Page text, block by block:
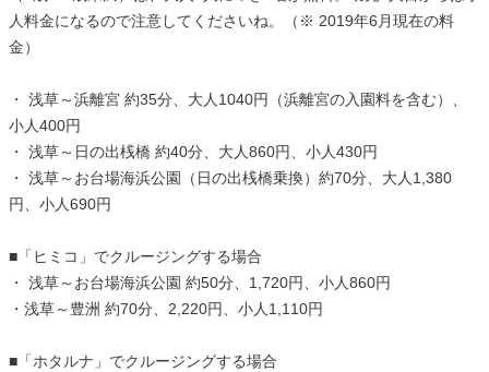
人料金になるので注意してくださいね。（※ 2019年6月現在の料
金）
・ 浅草～浜離宮 約35分、大人1040円（浜離宮の入園料を含む）、
小人400円
・ 浅草～日の出桟橋 約40分、大人860円、小人430円
・ 浅草～お台場海浜公園（日の出桟橋乗換）約70分、大人1,380
円、小人690円
■「ヒミコ」でクルージングする場合
・ 浅草～お台場海浜公園 約50分、1,720円、小人860円
・浅草～豊洲 約70分、2,220円、小人1,110円
■「ホタルナ」でクルージングする場合